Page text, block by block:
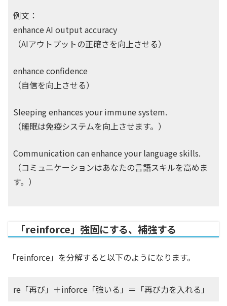
例文：
enhance AI output accuracy
（AIアウトプットの正確さを向上させる）
enhance confidence
（自信を向上させる）
Sleeping enhances your immune system.
（睡眠は免疫システムを向上させます。）
Communication can enhance your language skills.
（コミュニケーションはあなたの言語スキルを高めま
す。）
「reinforce」強固にする、補強する
「reinforce」を分解すると以下のようになります。
re「再び」＋inforce「強いる」＝「再び力を入れる」